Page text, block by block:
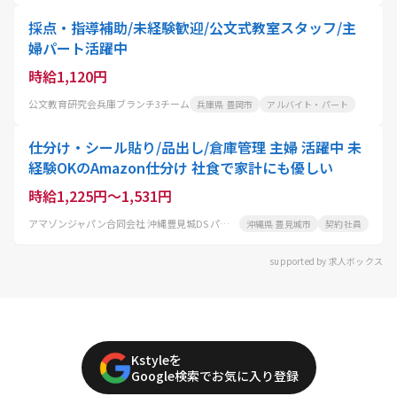
採点・指導補助/未経験歓迎/公文式教室スタッフ/主
婦パート活躍中
時給1,120円
公文教育研究会兵庫ブランチ3チーム 兵庫県 豊岡市 アルバイト・パート
仕分け・シール貼り/品出し/倉庫管理 主婦 活躍中 未
経験OKのAmazon仕分け 社食で家計にも優しい
時給1,225円～1,531円
アマゾンジャパン合同会社 沖縄豊見城DS パートタイム 沖縄県 豊見城市 契約社員
supported by 求人ボックス
Kstyleを
Google検索でお気に入り登録